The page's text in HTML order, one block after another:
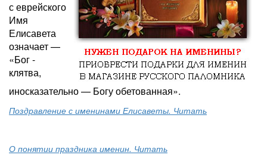
с еврейского
Имя
Елисавета
означает —
«Бог -
клятва,
иносказательно — Богу обетованная».
Поздравление с именинами Елисаветы. Читать
О понятии праздника именин. Читать